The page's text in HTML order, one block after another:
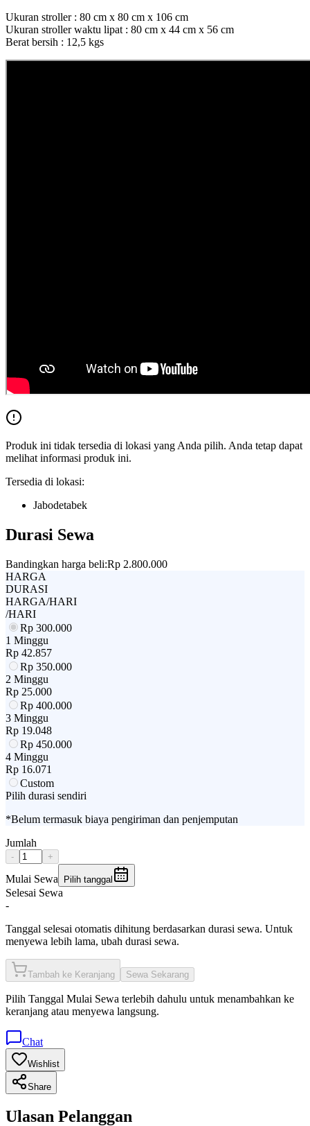
Ukuran stroller : 80 cm x 80 cm x 106 cm
Ukuran stroller waktu lipat : 80 cm x 44 cm x 56 cm
Berat bersih : 12,5 kgs
Produk ini tidak tersedia di lokasi yang Anda pilih. Anda tetap dapat
melihat informasi produk ini.
Tersedia di lokasi:
Jabodetabek
Durasi Sewa
Bandingkan harga beli:Rp 2.800.000
HARGA
DURASI
HARGA/HARI
/HARI
Rp 300.000
1 Minggu
Rp 42.857
Rp 350.000
2 Minggu
Rp 25.000
Rp 400.000
3 Minggu
Rp 19.048
Rp 450.000
4 Minggu
Rp 16.071
Custom
Pilih durasi sendiri
*Belum termasuk biaya pengiriman dan penjemputan
Jumlah
- +
Mulai Sewa Pilih tanggal
Selesai Sewa
-
Tanggal selesai otomatis dihitung berdasarkan durasi sewa. Untuk
menyewa lebih lama, ubah durasi sewa.
Tambah ke Keranjang Sewa Sekarang
Pilih Tanggal Mulai Sewa terlebih dahulu untuk menambahkan ke
keranjang atau menyewa langsung.
Chat
Wishlist
Share
Ulasan Pelanggan